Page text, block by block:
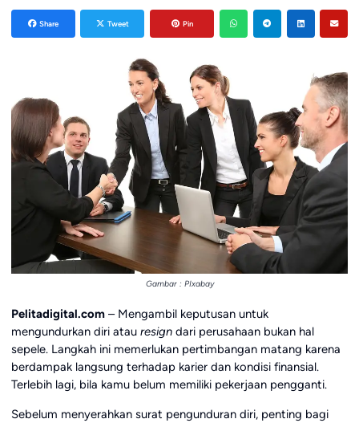
Share Tweet Pin
Gambar : PIxabay
Pelitadigital.com– Mengambil keputusan untuk
mengundurkan diri atau resigndari perusahaan bukan hal
sepele. Langkah ini memerlukan pertimbangan matang karena
berdampak langsung terhadap karier dan kondisi finansial.
Terlebih lagi, bila kamu belum memiliki pekerjaan pengganti.
Sebelum menyerahkan surat pengunduran diri, penting bagi